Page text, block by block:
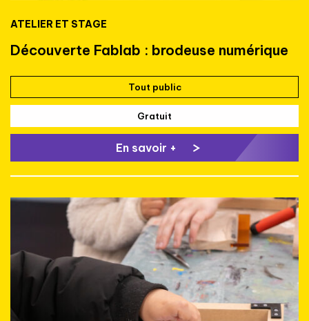
ATELIER ET STAGE
Découverte Fablab : brodeuse numérique
Tout public
Gratuit
En savoir +